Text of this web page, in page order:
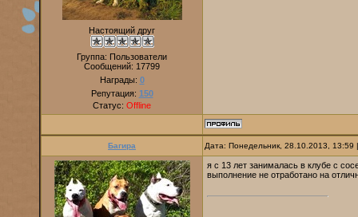
Настоящий друг
Группа: Пользователи
Сообщений: 17799
Награды: 0
Репутация: 150
Статус: Offline
Багира Дата: Понедельник, 28.10.2013,
я с 13 лет занималась в клубе с
выполнение не отработано на